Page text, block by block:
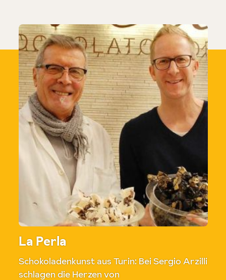
La Perla
Schokoladenkunst aus Turin: Bei Sergio Arzilli
schlagen die Herzen von